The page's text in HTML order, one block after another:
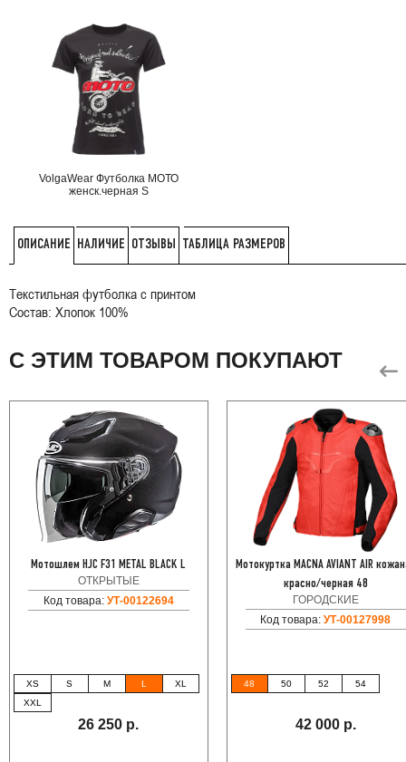
VolgaWear Футболка МОТО
женск.черная S
ОПИСАНИЕ НАЛИЧИЕ ОТЗЫВЫ ТАБЛИЦА РАЗМЕРОВ
Текстильная футболка с принтом
Состав: Хлопок 100%
С ЭТИМ ТОВАРОМ ПОКУПАЮТ
Мотошлем HJC F31 METAL BLACK L
ОТКРЫТЫЕ
Код товара: УТ-00122694
XS S M L
XL
XXL
26 250 р.
Мотокуртка MACNA AVIANT AIR
красно/черная 48
ГОРОДСКИЕ
Код товара:УТ-00127998
48 50 52 54
42 000 р.